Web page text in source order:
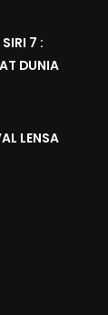
7 :
DUNIA
LENSA